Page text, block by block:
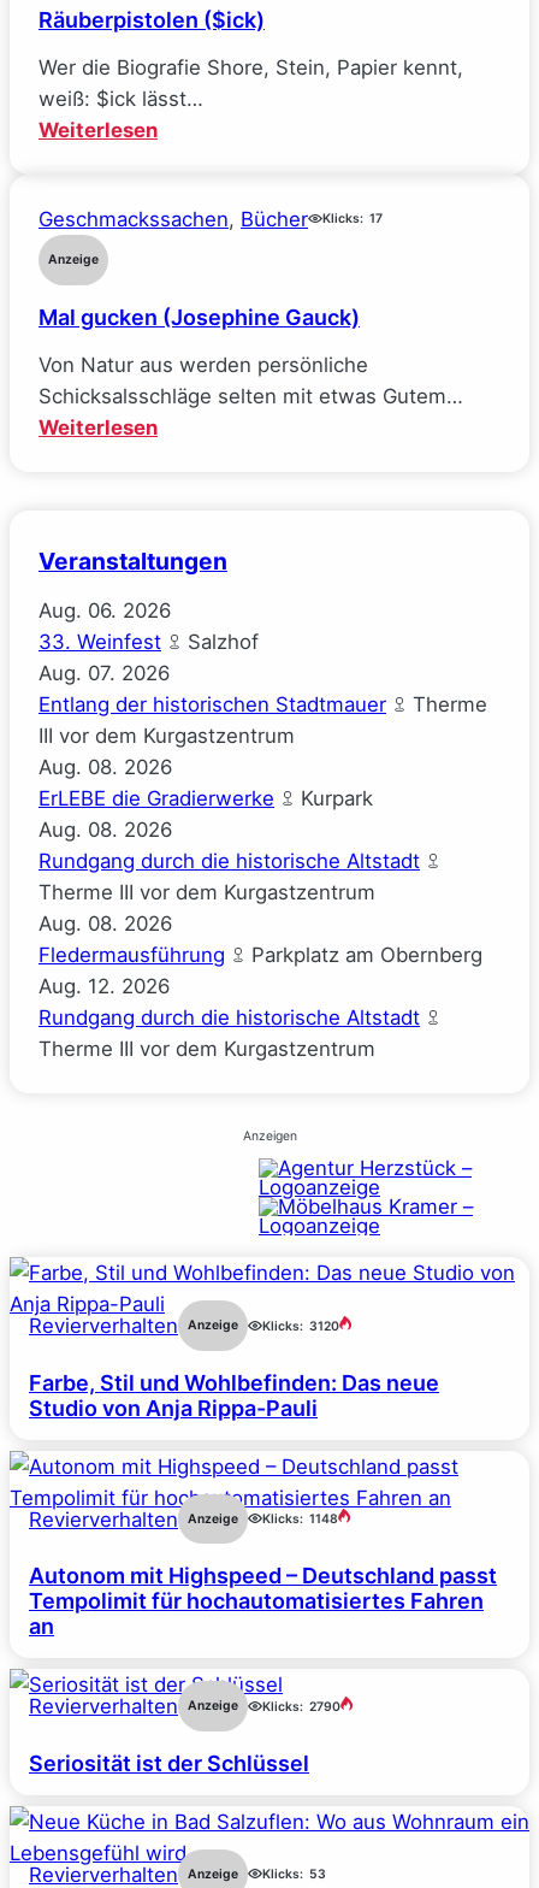
wie
alle
meine
Ideale
(Sarah
Räuberpistolen ($ick)
Wer die Biografie Shore, Stein, Papier kennt,
weiß: $ick lässt…
Weiterlesen:
Geschmackssachen, Bücher Klicks: 17
Anzeige
Mal gucken (Josephine Gauck)
Von Natur aus werden persönliche
Schicksalsschläge selten mit etwas Gutem…
Weiterlesen:
Gauck)
Veranstaltungen
Aug. 06. 2026
33. Weinfest
Salzhof
Aug. 07. 2026
Entlang der historischen Stadtmauer
Therme
III vor dem Kurgastzentrum
Aug. 08. 2026
ErLEBE die Gradierwerke
Kurpark
Aug. 08. 2026
Rundgang durch die historische Altstadt
Therme III vor dem Kurgastzentrum
Aug. 08. 2026
Fledermausführung
Parkplatz am Obernberg
Aug. 12. 2026
Rundgang durch die historische Altstadt
Therme III vor dem Kurgastzentrum
Anzeigen
Revierverhalten Anzeige Klicks: 3120
Farbe, Stil und Wohlbefinden: Das neue
Studio von Anja Rippa-Pauli
Revierverhalten Anzeige Klicks: 1148
Autonom mit Highspeed – Deutschland passt
Tempolimit für hochautomatisiertes Fahren
an
Revierverhalten Anzeige Klicks: 2790
Seriosität ist der Schlüssel
Revierverhalten Anzeige Klicks: 53